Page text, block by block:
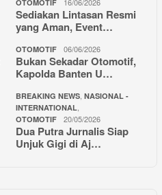
OTOMOTIF
Sediakan Lintasan Resmi
yang Aman, Event…
OTOMOTIF 06/06/2026
Bukan Sekadar Otomotif,
Kapolda Banten U…
BREAKING NEWS NASIONAL -
INTERNATIONAL
OTOMOTIF 20/05/2026
Dua Putra Jurnalis Siap
Unjuk Gigi di Aj…